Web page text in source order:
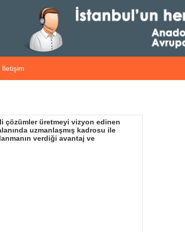
İletişim
çözümler üretmeyi vizyon edinen
uzmanlaşmış kadrosu ile
verdiği avantaj ve